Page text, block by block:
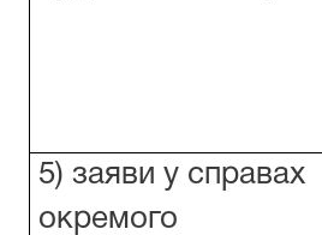
5) заяви у справах
окремого